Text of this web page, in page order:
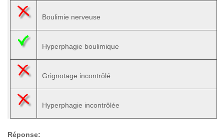
Boulimie nerveuse
Hyperphagie boulimique
Grignotage incontrôlé
Hyperphagie incontrôlée
Réponse: